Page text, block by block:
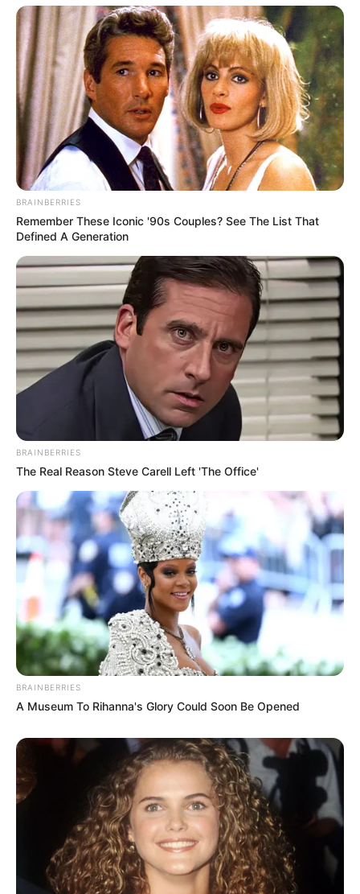
BRAINBERRIES
Remember These Iconic '90s Couples? See The List That
Defined A Generation
BRAINBERRIES
The Real Reason Steve Carell Left 'The Office'
BRAINBERRIES
A Museum To Rihanna's Glory Could Soon Be Opened